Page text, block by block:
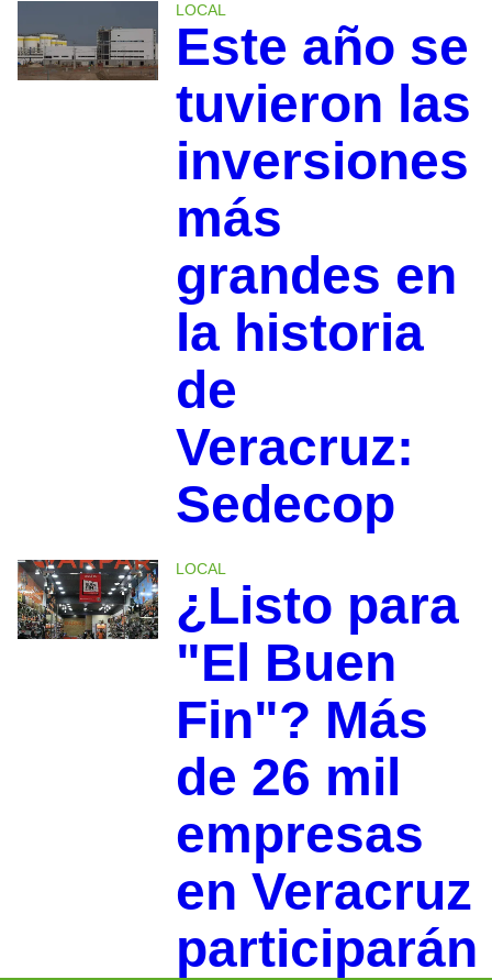
LOCAL
Este año se
tuvieron las
inversiones
más
grandes en
la historia
de
Veracruz:
Sedecop
LOCAL
¿Listo para
"El Buen
Fin"? Más
de 26 mil
empresas
en Veracruz
participarán